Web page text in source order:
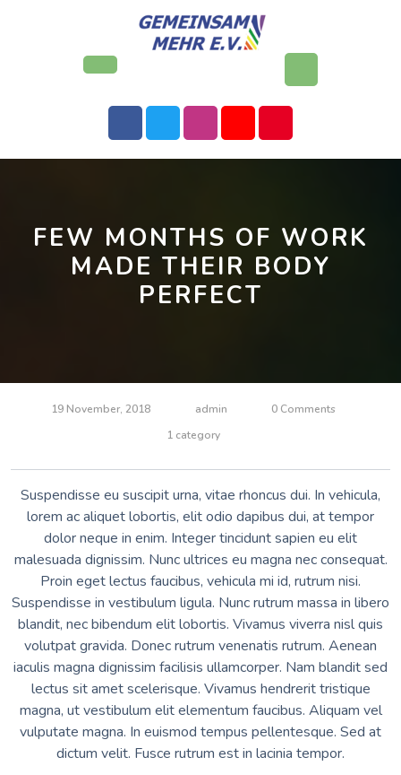
Button
FEW MONTHS OF WORK
MADE THEIR BODY
PERFECT
19 November, 2018 admin
0 Comments
1 category
Suspendisse eu suscipit urna, vitae rhoncus dui. In vehicula,
lorem ac aliquet lobortis, elit odio dapibus dui, at tempor
dolor neque in enim. Integer tincidunt sapien eu elit
malesuada dignissim. Nunc ultrices eu magna nec consequat.
Proin eget lectus faucibus, vehicula mi id, rutrum nisi.
Suspendisse in vestibulum ligula. Nunc rutrum massa in libero
blandit, nec bibendum elit lobortis. Vivamus viverra nisl quis
volutpat gravida. Donec rutrum venenatis rutrum. Aenean
iaculis magna dignissim facilisis ullamcorper. Nam blandit sed
lectus sit amet scelerisque. Vivamus hendrerit tristique
magna, ut vestibulum elit elementum faucibus. Aliquam vel
vulputate magna. In euismod tempus pellentesque. Sed at
dictum velit. Fusce rutrum est in lacinia tempor.